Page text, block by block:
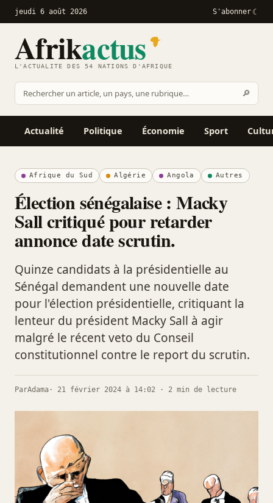
jeudi 6 août 2026 S'abonner
Afrikactus
L'ACTUALITÉ DES 54 NATIONS D'AFRIQUE
Rechercher
sur
Afrikactus
🔎
Actualité Politique Économie Sport
Afrique du Sud Algérie Angola Autres
Élection sénégalaise : Macky
Sall critiqué pour retarder
annonce date scrutin.
Quinze candidats à la présidentielle au
Sénégal demandent une nouvelle date
pour l'élection présidentielle, critiquant la
lenteur du président Macky Sall à agir
malgré le récent veto du Conseil
constitutionnel contre le report du scrutin.
ParAdama · 21 février 2024 à 14:02 · 2 min de lecture